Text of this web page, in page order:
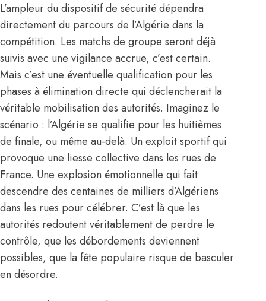
L’ampleur du dispositif de sécurité dépendra
directement du parcours de l’Algérie dans la
compétition. Les matchs de groupe seront déjà
suivis avec une vigilance accrue, c’est certain.
Mais c’est une éventuelle qualification pour les
phases à élimination directe qui déclencherait la
véritable mobilisation des autorités. Imaginez le
scénario : l’Algérie se qualifie pour les huitièmes
de finale, ou même au-delà. Un exploit sportif qui
provoque une liesse collective dans les rues de
France. Une explosion émotionnelle qui fait
descendre des centaines de milliers d’Algériens
dans les rues pour célébrer. C’est là que les
autorités redoutent véritablement de perdre le
contrôle, que les débordements deviennent
possibles, que la fête populaire risque de basculer
en désordre.